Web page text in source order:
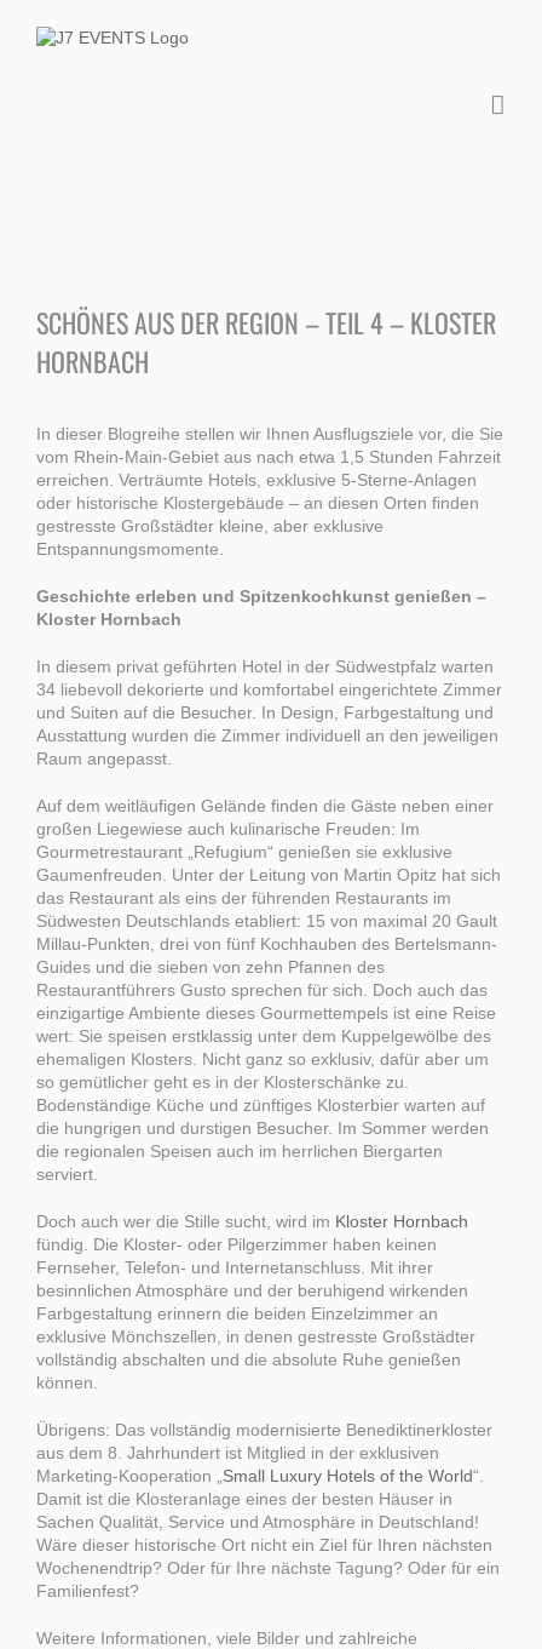
Inhalt
Bild
SCHÖNES AUS DER REGION – TEIL 4 – KLOSTER
HORNBACH
In dieser Blogreihe stellen wir Ihnen Ausflugsziele vor, die Sie
vom Rhein-Main-Gebiet aus nach etwa 1,5 Stunden Fahrzeit
erreichen. Verträumte Hotels, exklusive 5-Sterne-Anlagen
oder historische Klostergebäude – an diesen Orten finden
gestresste Großstädter kleine, aber exklusive
Entspannungsmomente.
Geschichte erleben und Spitzenkochkunst genießen –
Kloster Hornbach
In diesem privat geführten Hotel in der Südwestpfalz warten
34 liebevoll dekorierte und komfortabel eingerichtete Zimmer
und Suiten auf die Besucher. In Design, Farbgestaltung und
Ausstattung wurden die Zimmer individuell an den jeweiligen
Raum angepasst.
Auf dem weitläufigen Gelände finden die Gäste neben einer
großen Liegewiese auch kulinarische Freuden: Im
Gourmetrestaurant „Refugium“ genießen sie exklusive
Gaumenfreuden. Unter der Leitung von Martin Opitz hat sich
das Restaurant als eins der führenden Restaurants im
Südwesten Deutschlands etabliert: 15 von maximal 20 Gault
Millau-Punkten, drei von fünf Kochhauben des Bertelsmann-
Guides und die sieben von zehn Pfannen des
Restaurantführers Gusto sprechen für sich. Doch auch das
einzigartige Ambiente dieses Gourmettempels ist eine Reise
wert: Sie speisen erstklassig unter dem Kuppelgewölbe des
ehemaligen Klosters. Nicht ganz so exklusiv, dafür aber um
so gemütlicher geht es in der Klosterschänke zu.
Bodenständige Küche und zünftiges Klosterbier warten auf
die hungrigen und durstigen Besucher. Im Sommer werden
die regionalen Speisen auch im herrlichen Biergarten
serviert.
Doch auch wer die Stille sucht, wird im Kloster Hornbach
fündig. Die Kloster- oder Pilgerzimmer haben keinen
Fernseher, Telefon- und Internetanschluss. Mit ihrer
besinnlichen Atmosphäre und der beruhigend wirkenden
Farbgestaltung erinnern die beiden Einzelzimmer an
exklusive Mönchszellen, in denen gestresste Großstädter
vollständig abschalten und die absolute Ruhe genießen
können.
Übrigens: Das vollständig modernisierte Benediktinerkloster
aus dem 8. Jahrhundert ist Mitglied in der exklusiven
Marketing-Kooperation „ Small Luxury Hotels of the World“.
Damit ist die Klosteranlage eines der besten Häuser in
Sachen Qualität, Service und Atmosphäre in Deutschland!
Wäre dieser historische Ort nicht ein Ziel für Ihren nächsten
Wochenendtrip? Oder für Ihre nächste Tagung? Oder für ein
Familienfest?
Weitere Informationen, viele Bilder und zahlreiche